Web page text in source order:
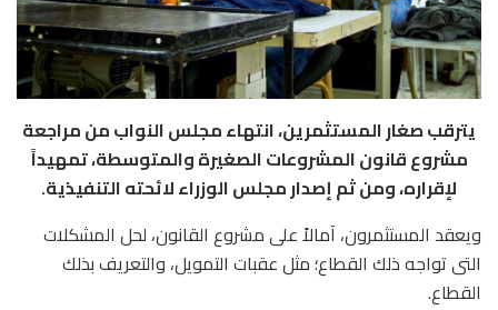
يترقب صغار المستثمرين، انتهاء مجلس النواب من مراجعة
مشروع قانون المشروعات الصغيرة والمتوسطة، تمهيداً
لإقراره، ومن ثم إصدار مجلس الوزراء لائحته التنفيذية.
ويعقد المستثمرون، آمالاً على مشروع القانون، لحل المشكلات
التى تواجه ذلك القطاع؛ مثل عقبات التمويل، والتعريف بذلك
القطاع.